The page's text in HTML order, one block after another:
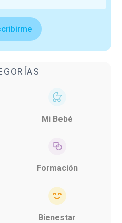
Mi Bebé
Formación
Bienestar